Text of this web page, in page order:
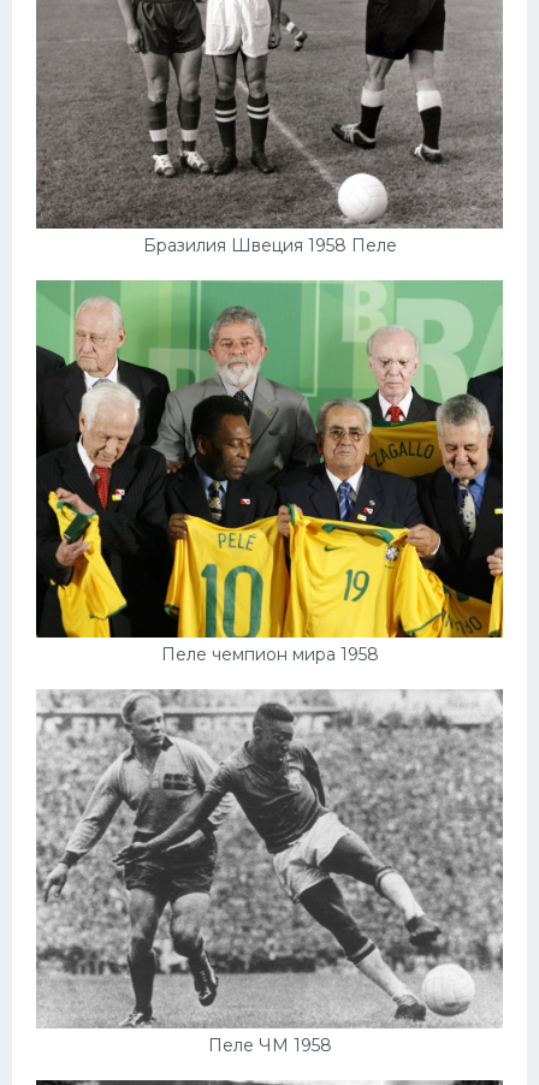
Бразилия Швеция 1958 Пеле
Пеле чемпион мира 1958
Пеле ЧМ 1958